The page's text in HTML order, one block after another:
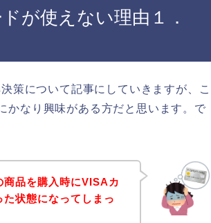
が使えない理由１．
策について記事にしていきますが、こ
かなり興味がある方だと思います。で
品を購入時にVISAカ
状態になってしまっ